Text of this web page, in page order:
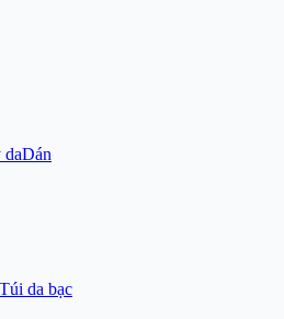
daDán
Túi da bạc